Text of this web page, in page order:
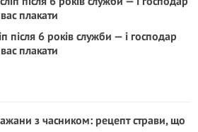
після 6 років служби — і господар
плакати